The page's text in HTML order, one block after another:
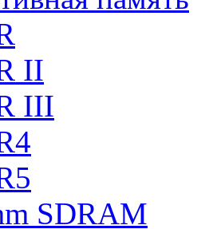
II
III
SDRAM